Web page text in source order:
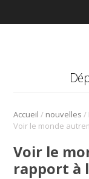
Accueil / nouvelles /
Voir le
rapport à